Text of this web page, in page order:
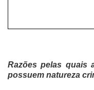
Razões pelas quais
possuem natureza